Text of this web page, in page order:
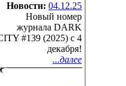
Новости: 04.12.25
Новый номер
журнала DARK
#139 (2025) c 4
декабря!
...далее